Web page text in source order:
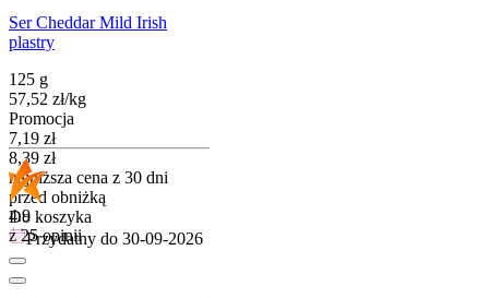
Ser Cheddar Mild Irish
plastry
125 g
57,52 zł/kg
Promocja
Cena promocyjna
7,19 zł
8,39 zł
najniższa cena z 30 dni
przed obniżką
Do koszyka
Przydatny do 30-09-2026
4.9
z 25 opinii